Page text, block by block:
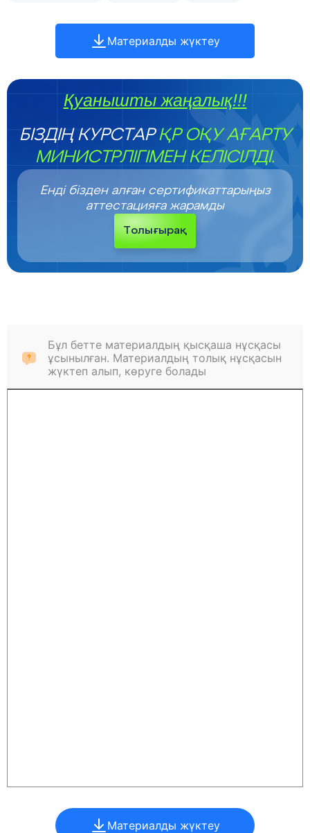
Материалды жүктеу
Қуанышты жаңалық!!!
БІЗДІҢ КУРСТАРҚР ОҚУ АҒАРТУ
МИНИСТРЛІГІМЕН КЕЛІСІЛДІ.
Енді бізден алған сертификаттарыңыз
аттестацияға жарамды
Толығырақ
Бұл бетте материалдың қысқаша нұсқасы
ұсынылған. Материалдың толық нұсқасын
жүктеп алып, көруге болады
Материалды жүктеу